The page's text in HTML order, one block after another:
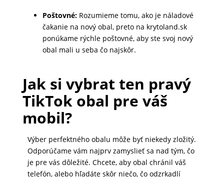
KANCELÁRIA
OUTDOOR
Poštovné:Rozumieme tomu, ako je náladové
čakanie na nový obal, preto na krytoland.sk
ponúkame rýchle poštovné, aby ste svoj nový
obal mali u seba čo najskôr.
Jak si vybrat ten pravý
TikTok obal pre váš
mobil?
Výber perfektného obalu môže byť niekedy zložitý.
Odporúčame vám najprv zamyslieť sa nad tým, čo
je pre vás dôležité. Chcete, aby obal chránil váš
telefón, alebo hľadáte skôr niečo, čo odzrkadlí